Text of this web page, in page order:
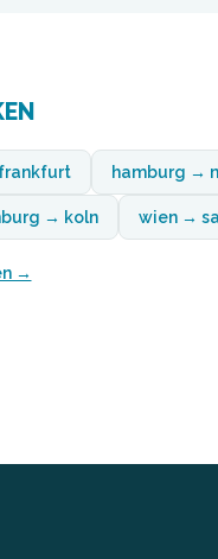
hamburg →
→ koln wien →
→